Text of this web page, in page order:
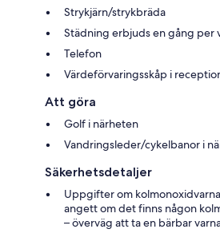
Strykjärn/strykbräda
Städning erbjuds en gång per
Telefon
Värdeförvaringsskåp i
Att göra
Golf i närheten
Vandringsleder/cykelbanor i
Säkerhetsdetaljer
Uppgifter om
angett om det finns någon
– överväg att ta en bärbar